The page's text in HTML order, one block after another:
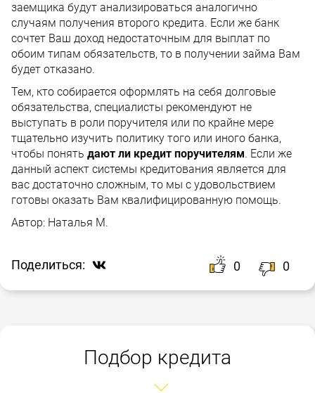
заемщика будут анализироваться аналогично
случаям получения второго кредита. Если же банк
сочтет Ваш доход недостаточным для выплат по
обоим типам обязательств, то в получении займа Вам
будет отказано.
Тем, кто собирается оформлять на себя долговые
обязательства, специалисты рекомендуют не
выступать в роли поручителя или по крайне мере
тщательно изучить политику того или иного банка,
чтобы понять дают ли кредит поручителям. Если же
данный аспект системы кредитования является для
вас достаточно сложным, то мы с удовольствием
готовы оказать Вам квалифицированную помощь.
Автор: Наталья М.
Поделиться: 0 0
Подбор кредита